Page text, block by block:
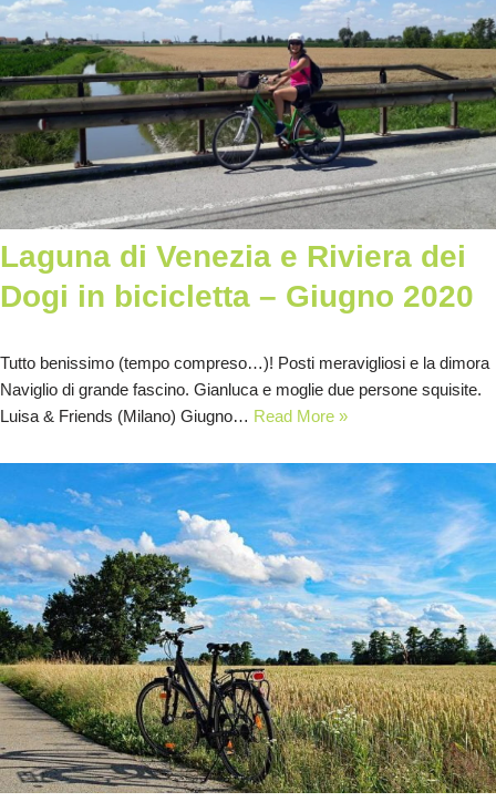
Laguna di Venezia e Riviera dei
Dogi in bicicletta – Giugno 2020
Tutto benissimo (tempo compreso…)! Posti meravigliosi e la dimora
Naviglio di grande fascino. Gianluca e moglie due persone squisite.
Luisa & Friends (Milano) Giugno… Read More »